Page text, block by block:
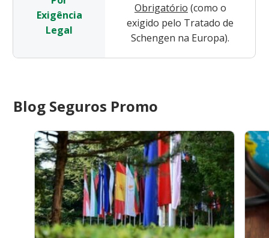
Exigência
Legal
Obrigatório (como o
exigido pelo Tratado de
Schengen na Europa).
Blog Seguros Promo